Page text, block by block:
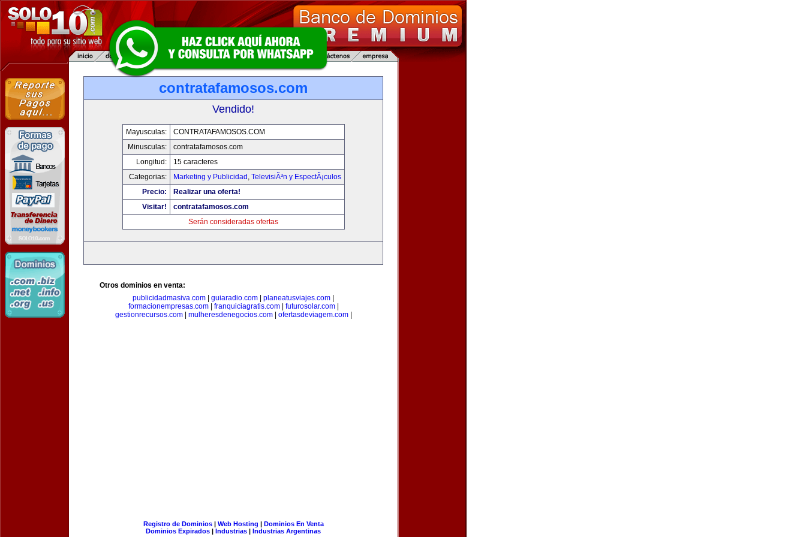
contratafamosos.com
Vendido!
Mayusculas:
CONTRATAFAMOSOS.COM
Minusculas:
contratafamosos.com
Longitud:
15 caracteres
Categorias:
Marketing y Publicidad , TelevisiÃ³n y EspectÃ¡culos
Precio:
Realizar una oferta!
Visitar!
contratafamosos.com
Serán consideradas ofertas
Otros dominios en venta:
publicidadmasiva.com
guiaradio.com planeatusviajes.com
formacionempresas.com| franquiciagratis.com| futurosolar.com|
gestionrecursos.com| mulheresdenegocios.com| ofertasdeviagem.com|
Registro de Dominios| Web Hosting | Dominios En Venta
Dominios Expirados | Industrias | Industrias Argentinas